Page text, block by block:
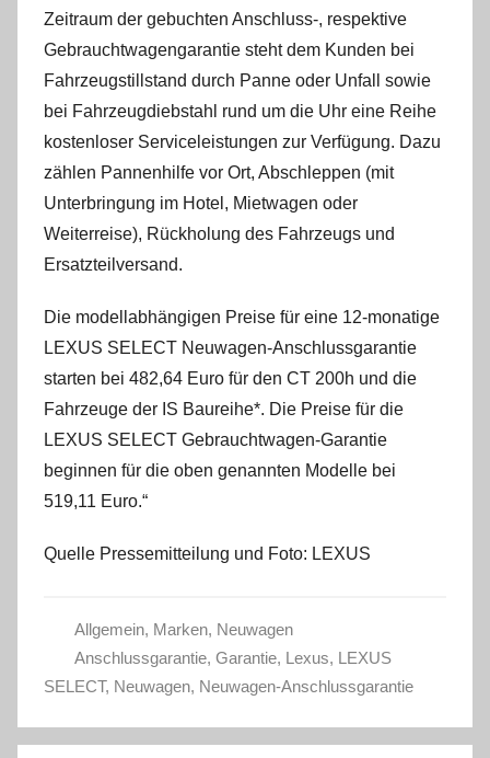
Zeitraum der gebuchten Anschluss-, respektive
Gebrauchtwagengarantie steht dem Kunden bei
Fahrzeugstillstand durch Panne oder Unfall sowie
bei Fahrzeugdiebstahl rund um die Uhr eine Reihe
kostenloser Serviceleistungen zur Verfügung. Dazu
zählen Pannenhilfe vor Ort, Abschleppen (mit
Unterbringung im Hotel, Mietwagen oder
Weiterreise), Rückholung des Fahrzeugs und
Ersatzteilversand.
Die modellabhängigen Preise für eine 12-monatige
LEXUS SELECT Neuwagen-Anschlussgarantie
starten bei 482,64 Euro für den CT 200h und die
Fahrzeuge der IS Baureihe*. Die Preise für die
LEXUS SELECT Gebrauchtwagen-Garantie
beginnen für die oben genannten Modelle bei
519,11 Euro.“
Quelle Pressemitteilung und Foto: LEXUS
Allgemein, Marken, Neuwagen
Anschlussgarantie, Garantie, Lexus, LEXUS
SELECT, Neuwagen, Neuwagen-Anschlussgarantie